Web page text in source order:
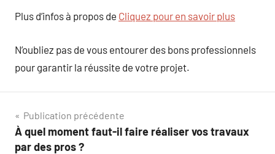
Plus d’infos à propos de Cliquez pour en savoir plus
N’oubliez pas de vous entourer des bons professionnels
pour garantir la réussite de votre projet.
Navigation
de
Publication précédente
À quel moment faut-il faire réaliser vos travaux
par des pros ?